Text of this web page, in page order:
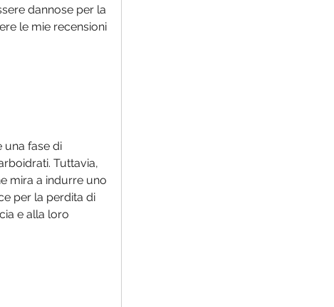
dannose per la
le mie recensioni
una fase di
Tuttavia,
mira a indurre uno
per la perdita di
e alla loro